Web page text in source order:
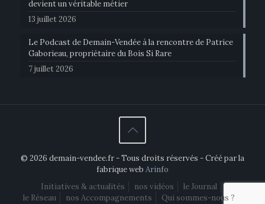
devient un véritable métier
13 juillet 2026
Le Podcast de Demain-Vendée à la rencontre de Patrice
Gaborieau, propriétaire du Bois Si Rare
7 juillet 2026
© 2026 demain-vendee.fr - Tous droits réservés - Créé par la
fabrique web Arinfo
Initiatives & actualités
nos vidéos
le Journal
le Réseau
nos Accompagnements Qui sommes-nous ?